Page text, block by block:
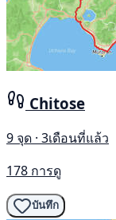
Chitose
9 จุด · 3เดือนที่แล้ว
178 การดู
บันทึก